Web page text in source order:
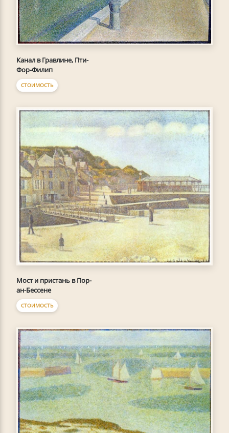
Канал в Гравлине, Пти-
Фор-Филип
СТОИМОСТЬ
Мост и пристань в Пор-
ан-Бессене
СТОИМОСТЬ